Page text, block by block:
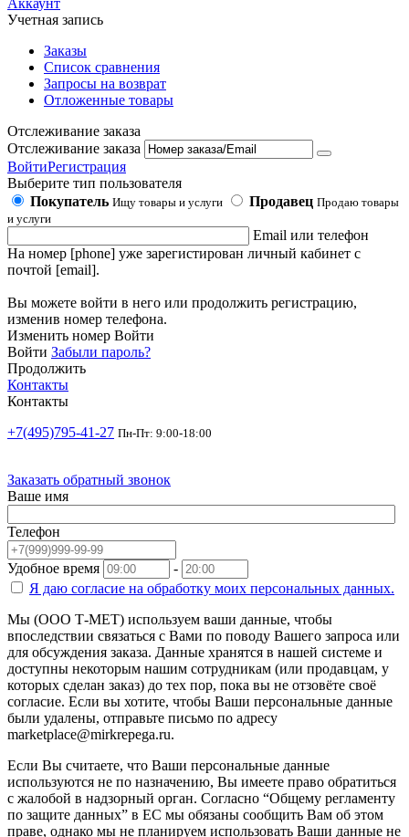
Учетная запись
Заказы
Список сравнения
Запросы на возврат
Отложенные товары
Отслеживание заказа
Отслеживание заказа
ВойтиРегистрация
Выберите тип пользователя
Покупатель Ищу товары и услуги Продавец Продаю товары
и услуги
Email или телефон
На номер [phone] уже зарегистирован личный кабинет с
почтой [email].
Вы можете войти в него или продолжить регистрацию,
изменив номер телефона.
Изменить номер Войти
Войти Забыли пароль?
Продолжить
Контакты
Контакты
+7(495)795-41-27 Пн-Пт: 9:00-18:00
Заказать обратный звонок
Ваше имя
Телефон
Удобное время
-
Я даю согласие на обработку моих персональных данных.
Мы (ООО Т-МЕТ) используем ваши данные, чтобы
впоследствии связаться с Вами по поводу Вашего запроса или
для обсуждения заказа. Данные хранятся в нашей системе и
доступны некоторым нашим сотрудникам (или продавцам, у
которых сделан заказ) до тех пор, пока вы не отзовёте своё
согласие. Если вы хотите, чтобы Ваши персональные данные
были удалены, отправьте письмо по адресу
marketplace@mirkrepega.ru.
Если Вы считаете, что Ваши персональные данные
используются не по назначению, Вы имеете право обратиться
с жалобой в надзорный орган. Согласно “Общему регламенту
по защите данных” в ЕС мы обязаны сообщить Вам об этом
праве, однако мы не планируем использовать Ваши данные не